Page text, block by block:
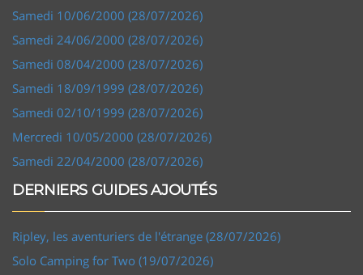
Samedi 10/06/2000 (28/07/2026)
Samedi 24/06/2000 (28/07/2026)
Samedi 08/04/2000 (28/07/2026)
Samedi 18/09/1999 (28/07/2026)
Samedi 02/10/1999 (28/07/2026)
Mercredi 10/05/2000 (28/07/2026)
Samedi 22/04/2000 (28/07/2026)
DERNIERS GUIDES AJOUTÉS
Ripley, les aventuriers de l'étrange (28/07/2026)
Solo Camping for Two (19/07/2026)